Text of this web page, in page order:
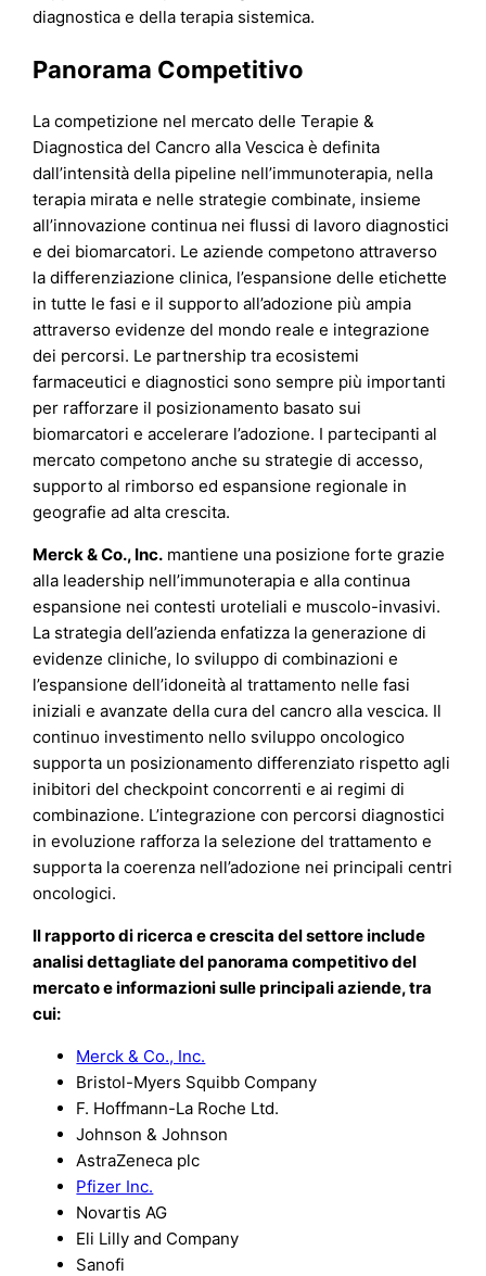
diagnostica e della terapia sistemica.
Panorama Competitivo
La competizione nel mercato delle Terapie &
Diagnostica del Cancro alla Vescica è definita
dall’intensità della pipeline nell’immunoterapia, nella
terapia mirata e nelle strategie combinate, insieme
all’innovazione continua nei flussi di lavoro diagnostici
e dei biomarcatori. Le aziende competono attraverso
la differenziazione clinica, l’espansione delle etichette
in tutte le fasi e il supporto all’adozione più ampia
attraverso evidenze del mondo reale e integrazione
dei percorsi. Le partnership tra ecosistemi
farmaceutici e diagnostici sono sempre più importanti
per rafforzare il posizionamento basato sui
biomarcatori e accelerare l’adozione. I partecipanti al
mercato competono anche su strategie di accesso,
supporto al rimborso ed espansione regionale in
geografie ad alta crescita.
Merck & Co., Inc. mantiene una posizione forte grazie
alla leadership nell’immunoterapia e alla continua
espansione nei contesti uroteliali e muscolo-invasivi.
La strategia dell’azienda enfatizza la generazione di
evidenze cliniche, lo sviluppo di combinazioni e
l’espansione dell’idoneità al trattamento nelle fasi
iniziali e avanzate della cura del cancro alla vescica. Il
continuo investimento nello sviluppo oncologico
supporta un posizionamento differenziato rispetto agli
inibitori del checkpoint concorrenti e ai regimi di
combinazione. L’integrazione con percorsi diagnostici
in evoluzione rafforza la selezione del trattamento e
supporta la coerenza nell’adozione nei principali centri
oncologici.
Il rapporto di ricerca e crescita del settore include
analisi dettagliate del panorama competitivo del
mercato e informazioni sulle principali aziende, tra
cui:
Merck & Co., Inc.
Bristol-Myers Squibb Company
F. Hoffmann-La Roche Ltd.
Johnson & Johnson
AstraZeneca plc
Pfizer Inc.
Novartis AG
Eli Lilly and Company
Sanofi